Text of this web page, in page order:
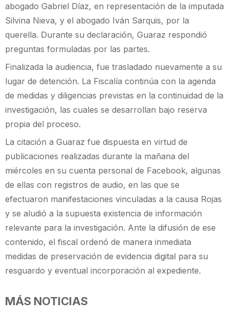
abogado Gabriel Díaz, en representación de la imputada
Silvina Nieva, y el abogado Iván Sarquis, por la
querella. Durante su declaración, Guaraz respondió
preguntas formuladas por las partes.
Finalizada la audiencia, fue trasladado nuevamente a su
lugar de detención. La Fiscalía continúa con la agenda
de medidas y diligencias previstas en la continuidad de la
investigación, las cuales se desarrollan bajo reserva
propia del proceso.
La citación a Guaraz fue dispuesta en virtud de
publicaciones realizadas durante la mañana del
miércoles en su cuenta personal de Facebook, algunas
de ellas con registros de audio, en las que se
efectuaron manifestaciones vinculadas a la causa Rojas
y se aludió a la supuesta existencia de información
relevante para la investigación. Ante la difusión de ese
contenido, el fiscal ordenó de manera inmediata
medidas de preservación de evidencia digital para su
resguardo y eventual incorporación al expediente.
MÁS NOTICIAS